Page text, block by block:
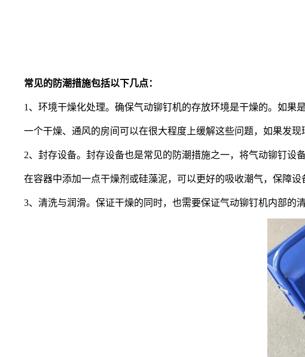
常见的防潮措施包括以下几点：
1、环境干燥化处理。确保气动铆钉机的存放环境是干燥的。如果
一个干燥、通风的房间可以在很大程度上缓解这些问题，如果发现
2、封存设备。封存设备也是常见的防潮措施之一，将气动铆钉设备
在容器中添加一点干燥剂或硅藻泥，可以更好的吸收潮气，保障设
3、清洗与润滑。保证干燥的同时，也需要保证气动铆钉机内部的